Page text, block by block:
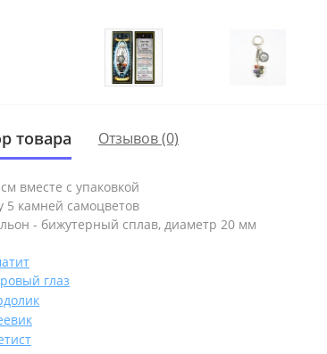
товара Отзывов (0)
вместе с упаковкой
5 камней самоцветов
- бижутерный сплав, диаметр 20 мм
глаз